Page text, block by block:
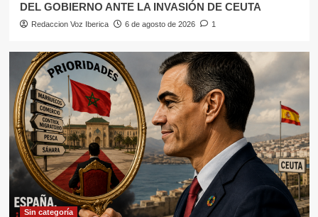
DEL GOBIERNO ANTE LA INVASIÓN DE CEUTA
Redaccion Voz Iberica 6 de agosto de 2026 1
Sin categoría